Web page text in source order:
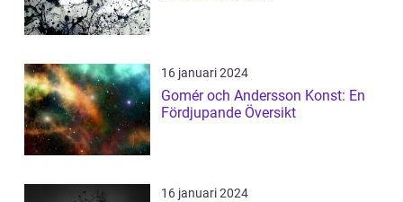
16 januari 2024
Gomér och Andersson Konst: En
Fördjupande Översikt
16 januari 2024